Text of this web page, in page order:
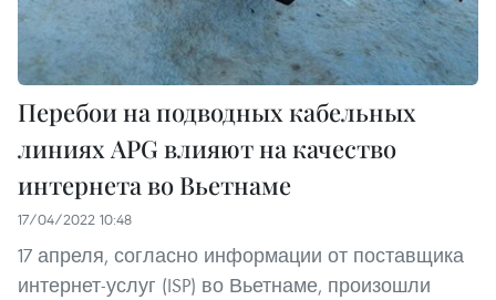
Перебои на подводных кабельных
линиях APG влияют на качество
интернета во Вьетнаме
17/04/2022 10:48
17 апреля, согласно информации от поставщика
интернет-услуг (ISP) во Вьетнаме, произошли